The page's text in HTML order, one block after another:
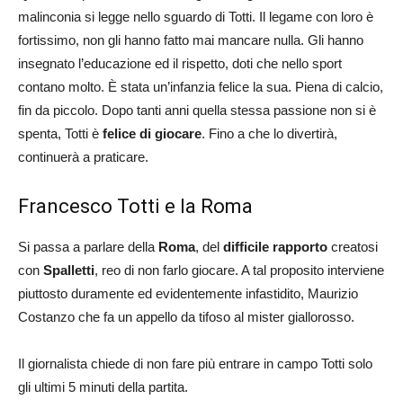
malinconia si legge nello sguardo di Totti. Il legame con loro è
fortissimo, non gli hanno fatto mai mancare nulla. Gli hanno
insegnato l’educazione ed il rispetto, doti che nello sport
contano molto. È stata un’infanzia felice la sua. Piena di calcio,
fin da piccolo. Dopo tanti anni quella stessa passione non si è
spenta, Totti è felice di giocare. Fino a che lo divertirà,
continuerà a praticare.
Francesco Totti e la Roma
Si passa a parlare della Roma, del difficile rapporto creatosi
con Spalletti, reo di non farlo giocare. A tal proposito interviene
piuttosto duramente ed evidentemente infastidito, Maurizio
Costanzo che fa un appello da tifoso al mister giallorosso.
Il giornalista chiede di non fare più entrare in campo Totti solo
gli ultimi 5 minuti della partita.